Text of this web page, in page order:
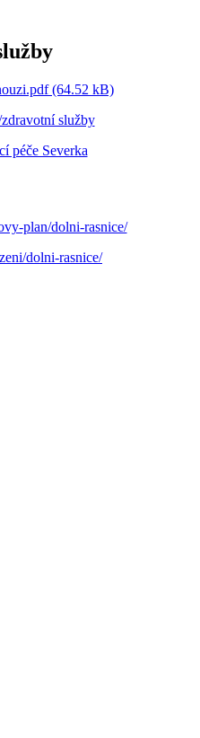
(64.52 kB)
služby
péče Severka
plan/dolni-rasnice/
dolni-rasnice/